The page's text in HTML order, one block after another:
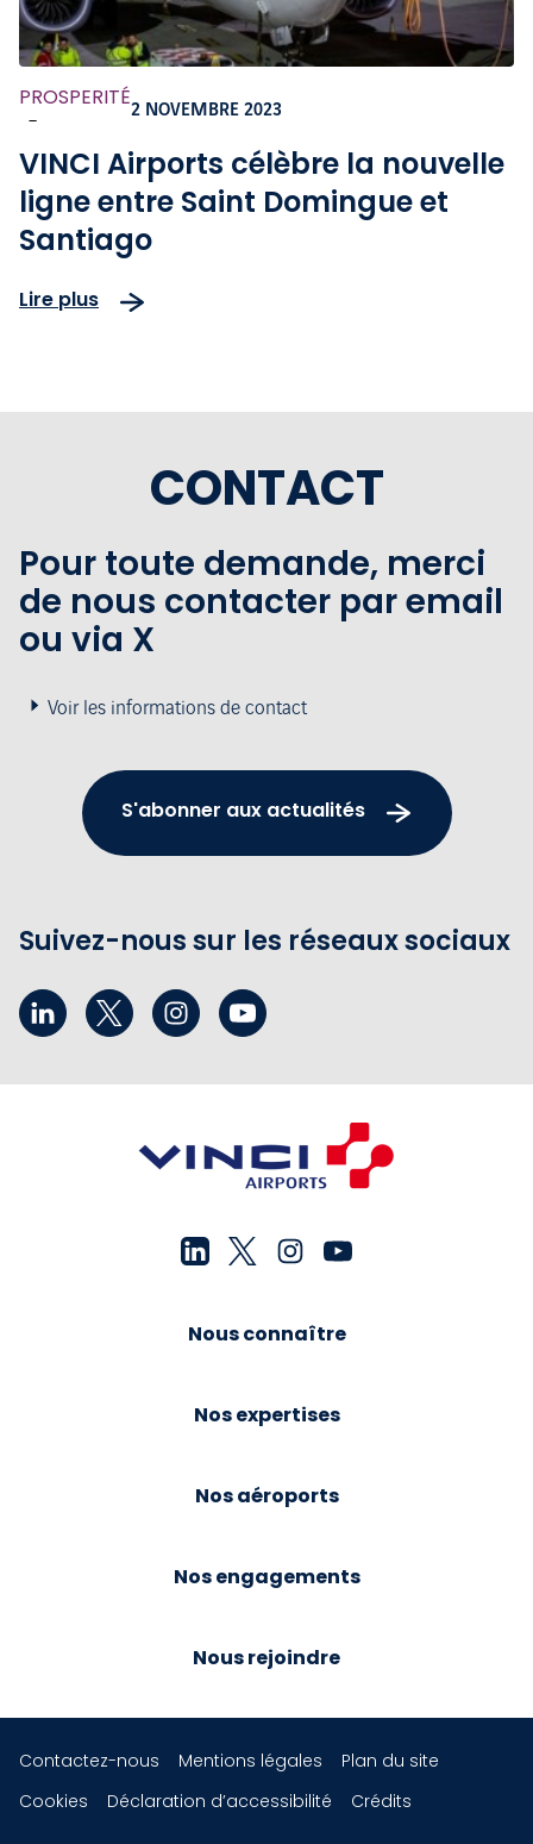
PROSPERITÉ
-
2 NOVEMBRE 2023
VINCI Airports célèbre la nouvelle
ligne entre Saint Domingue et
Santiago
Lire plus
CONTACT
Pour toute demande, merci
de nous contacter par email
ou via X
Voir les informations de contact
S'abonner aux actualités
Suivez-nous sur les réseaux sociaux
Nous connaître
Nos expertises
Nos aéroports
Nos engagements
Nous rejoindre
Contactez-nous Mentions légales
Plan du site
Cookies
Déclaration d’accessibilité Crédits